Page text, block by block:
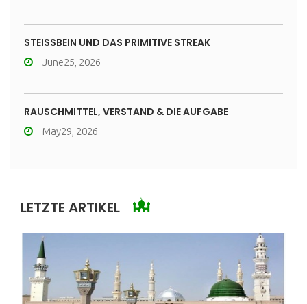
STEISSBEIN UND DAS PRIMITIVE STREAK
June25, 2026
RAUSCHMITTEL, VERSTAND & DIE AUFGABE
May29, 2026
LETZTE ARTIKEL